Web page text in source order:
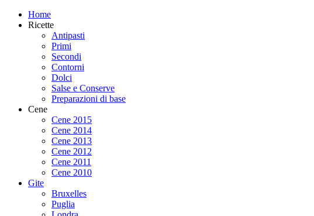
Home
Ricette
Antipasti
Primi
Secondi
Contorni
Dolci
Salse e Conserve
Preparazioni di base
Cene
Cene 2015
Cene 2014
Cene 2013
Cene 2012
Cene 2011
Cene 2010
Gite
Bruxelles
Puglia